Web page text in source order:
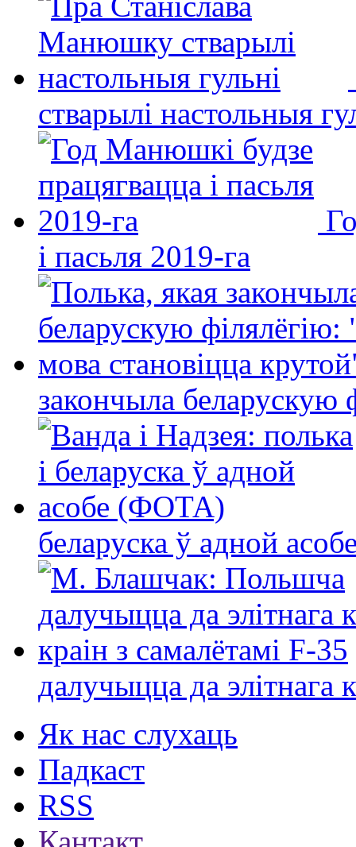
стварылі настольныя
і пасьля 2019-га
закончыла беларускую
беларуска ў адной
далучыцца да элітнага
Як нас слухаць
Падкаст
RSS